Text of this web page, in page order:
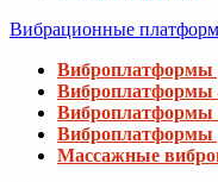
Вибрационные
Виброплатформы
Виброплатформы
Виброплатформы
Виброплатформы
Массажные